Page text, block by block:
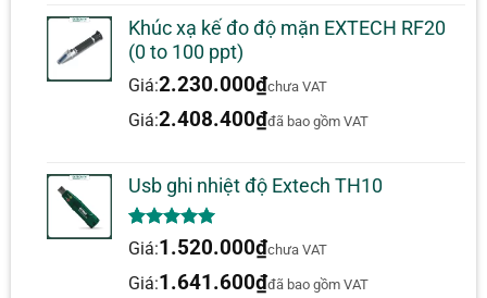
Khúc xạ kế đo độ mặn EXTECH RF20
(0 to 100 ppt)
Giá:2.230.000₫chưa VAT
Giá:2.408.400₫đã bao gồm VAT
Usb ghi nhiệt độ Extech TH10
5.00trên 5
dựa trên
1
đánh giá
Giá:1.520.000₫chưa VAT
Giá:1.641.600₫đã bao gồm VAT